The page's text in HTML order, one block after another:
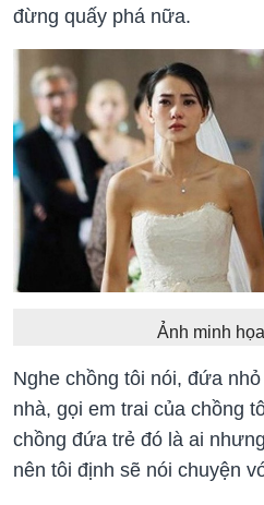
đừng quấy phá nữa.
Ảnh minh
Nghe chồng tôi nói, đứa
nhà, gọi em trai của chồng
chồng đứa trẻ đó là ai
nên tôi định sẽ nói chuyện